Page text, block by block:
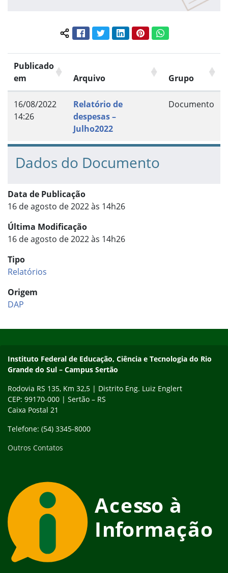
Compartilhar conteúdo:
FacebookTwitterLinkedInPinterestWhatsApp
Publicado
em
Arquivo Grupo
16/08/2022
14:26
Relatório de
despesas –
Julho2022
Documento
Dados do Documento
Data de Publicação
16 de agosto de 2022 às 14h26
Última Modificação
16 de agosto de 2022 às 14h26
Tipo
Relatórios
Origem
DAP
Instituto Federal de Educação, Ciência e Tecnologia do Rio
Grande do Sul – Campus Sertão
Rodovia RS 135, Km 32,5 | Distrito Eng. Luiz Englert
CEP: 99170-000 | Sertão – RS
Caixa Postal 21
Telefone: (54) 3345-8000
Outros Contatos